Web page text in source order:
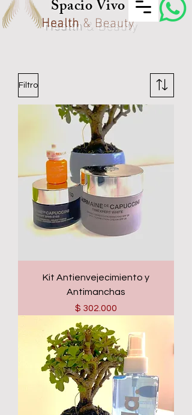
Spacio Vivo
Health& Beauty
Filtro
Kit Antienvejecimiento y
Antimanchas
Precio
$ 302.000